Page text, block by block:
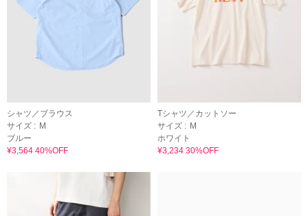
シャツ／ブラウス
サイズ : M
ブルー
¥3,564 40%OFF
Tシャツ／カットソー
サイズ : M
ホワイト
¥3,234 30%OFF